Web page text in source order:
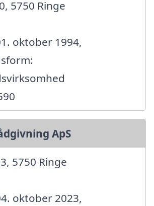
5750 Ringe
oktober 1994,
ApS
5750 Ringe
oktober 2023,